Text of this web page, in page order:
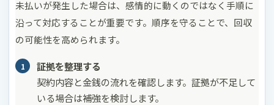
未払いが発生した場合は、感情的に動くのではなく手順に
沿って対応することが重要です。順序を守ることで、回収
の可能性を高められます。
証拠を整理する
契約内容と金銭の流れを確認します。証拠が不足して
いる場合は補強を検討します。